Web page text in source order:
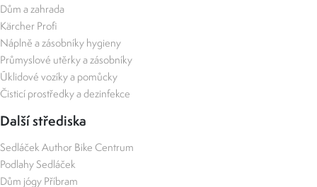
Dům a zahrada
Kärcher Profi
Náplně a zásobníky hygieny
Průmyslové utěrky a zásobníky
Úklidové vozíky a pomůcky
Čisticí prostředky a dezinfekce
Další střediska
Sedláček Author Bike Centrum
Podlahy Sedláček
Dům jógy Příbram